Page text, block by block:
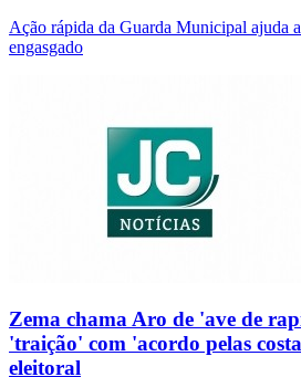
Ação rápida da Guarda Municipal ajuda
engasgado
Zema chama Aro de 'ave de
'traição' com 'acordo pelas
eleitoral